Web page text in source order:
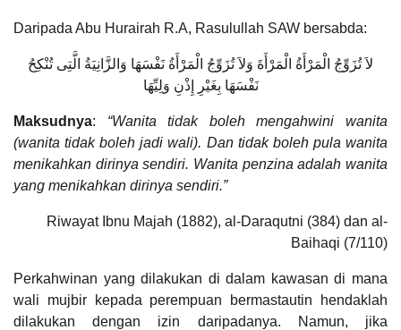
Daripada Abu Hurairah R.A, Rasulullah SAW bersabda:
لاَ تُزَوِّجُ الْمَرْأَةُ الْمَرْأَةَ وَلاَ تُزَوِّجُ الْمَرْأَةُ نَفْسَهَا وَالزَّانِيَةُ الَّتِى تُنْكِحُ
نَفْسَهَا بِغَيْرِ إِذْنِ وَلِيِّهَا
Maksudnya: “Wanita tidak boleh mengahwini wanita
(wanita tidak boleh jadi wali). Dan tidak boleh pula wanita
menikahkan dirinya sendiri. Wanita penzina adalah wanita
yang menikahkan dirinya sendiri.”
Riwayat Ibnu Majah (1882), al-Daraqutni (384) dan al-
Baihaqi (7/110)
Perkahwinan yang dilakukan di dalam kawasan di mana
wali mujbir kepada perempuan bermastautin hendaklah
dilakukan dengan izin daripadanya. Namun, jika